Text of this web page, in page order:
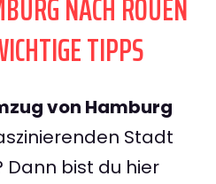
TIPPS
von Hamburg
Stadt
Dann bist du hier